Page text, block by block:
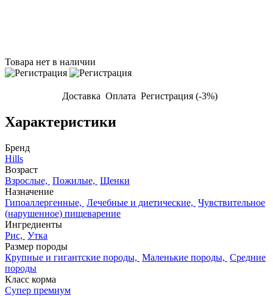
Товара нет в наличии
Доставка Оплата Регистрация (-3%)
Характеристики
Бренд
Hills
Возраст
Взрослые, Пожилые, Щенки
Назначение
Гипоаллергенные, Лечебные и диетические, Чувствительное
(нарушенное) пищеварение
Ингредиенты
Рис, Утка
Размер породы
Крупные и гигантские породы, Маленькие породы, Средние
породы
Класс корма
Супер премиум